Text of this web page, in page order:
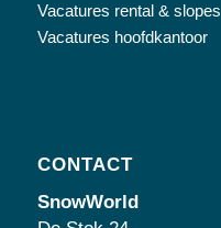
Vacatures rental & slopes
Vacatures hoofdkantoor
CONTACT
SnowWorld